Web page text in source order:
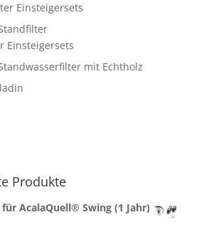
Einsteigersets
Einsteigersets
mit Echtholz
Produkte
AcalaQuell® Swing (1 Jahr)